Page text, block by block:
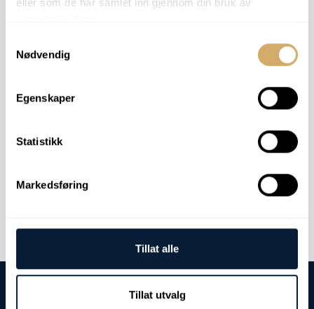
Nødvendig
Egenskaper
Statistikk
Markedsføring
Tillat alle
Tillat utvalg
Impressionado com a logística.
Enviar amostras para análise tornou-se ainda mais fácil.
desafios.
Contate-nos